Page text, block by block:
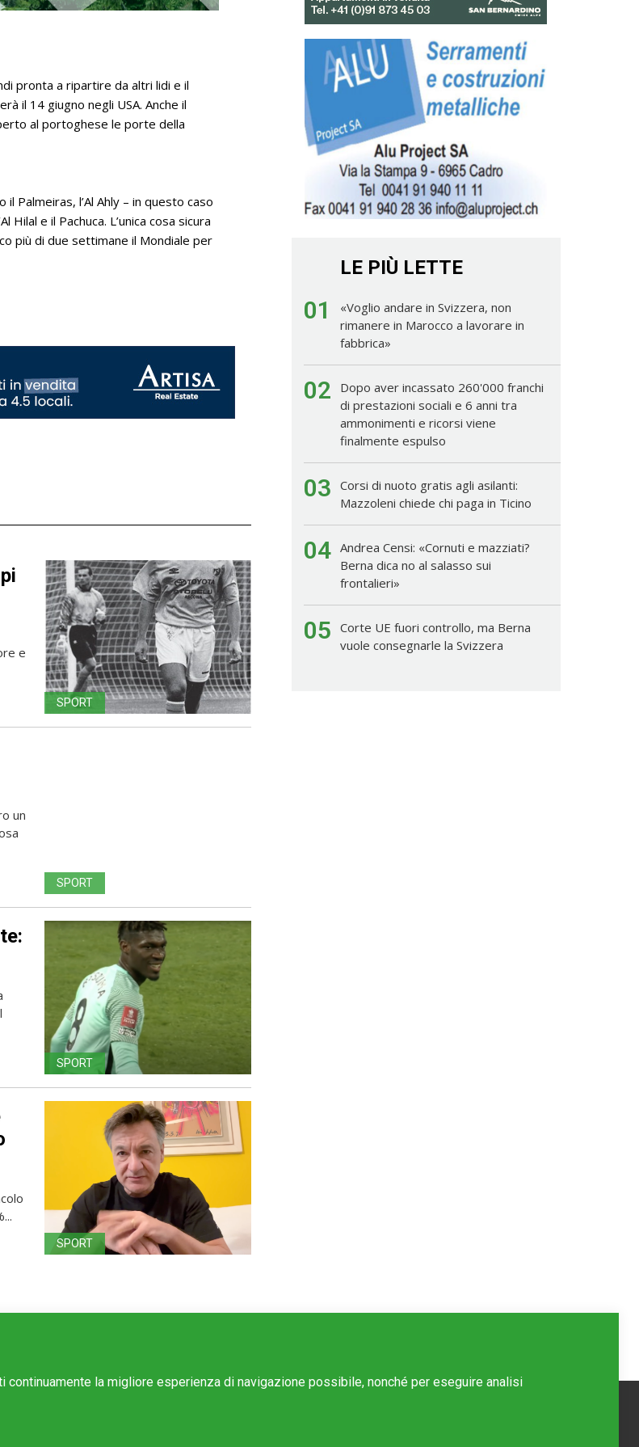
pronta a ripartire da altri lidi e il
il 14 giugno negli USA. Anche il
al portoghese le porte della
Palmeiras, l’Al Ahly – in questo caso
e il Pachuca. L’unica cosa sicura
più di due settimane il Mondiale per
e
SPORT
un
SPORT
SPORT
SPORT
LE PIÙ LETTE
01
«Voglio andare in Svizzera, non
rimanere in Marocco a lavorare in
fabbrica»
02
Dopo aver incassato 260'000 franchi
di prestazioni sociali e 6 anni tra
ammonimenti e ricorsi viene
finalmente espulso
03 Corsi di nuoto gratis agli asilanti:
Mazzoleni chiede chi paga in Ticino
04 Andrea Censi: «Cornuti e mazziati?
Berna dica no al salasso sui
frontalieri»
05 Corte UE fuori controllo, ma Berna
vuole consegnarle la Svizzera
la migliore esperienza di navigazione possibile, nonché per eseguire analisi